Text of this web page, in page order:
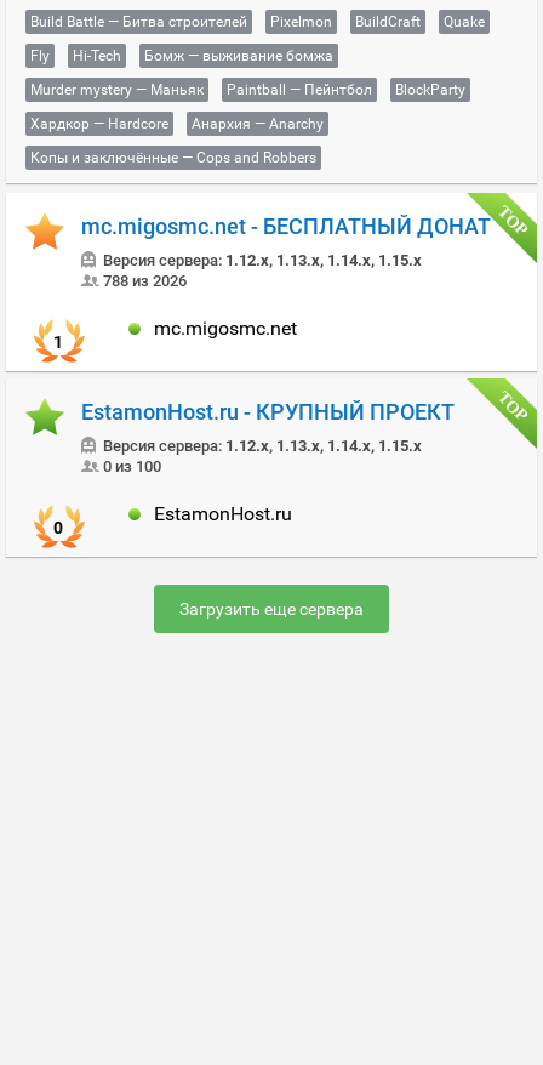
Build Battle — Битва строителей
Pixelmon BuildCraft
Quake
Fly
Hi-Tech
Бомж — выживание бомжа
Murder mystery — Маньяк
Paintball — Пейнтбол
BlockParty
Хардкор — Hardcore
Анархия — Anarchy
Копы и заключённые — Cops and Robbers
mc.migosmc.net - БЕСПЛАТНЫЙ ДОНАТ
Версия сервера: 1.12.x, 1.13.x, 1.14.x, 1.15.x
788 из 2026
1
mc.migosmc.net
EstamonHost.ru - КРУПНЫЙ ПРОЕКТ
Версия сервера: 1.12.x, 1.13.x, 1.14.x, 1.15.x
0 из 100
0
EstamonHost.ru
Загрузить еще сервера